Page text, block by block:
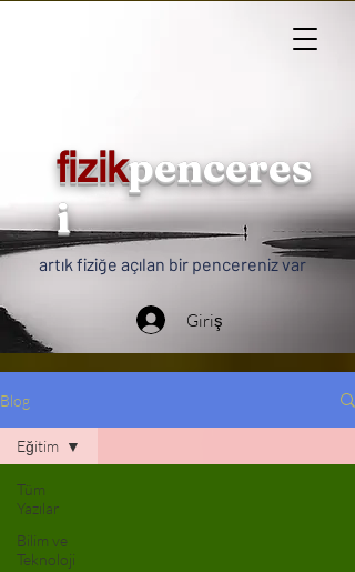
fizikpenceres
i
artık fiziğe açılan bir pencereniz var
Giriş
Blog
Tüm
Yazılar
Bilim ve
Teknoloji
Eğitim